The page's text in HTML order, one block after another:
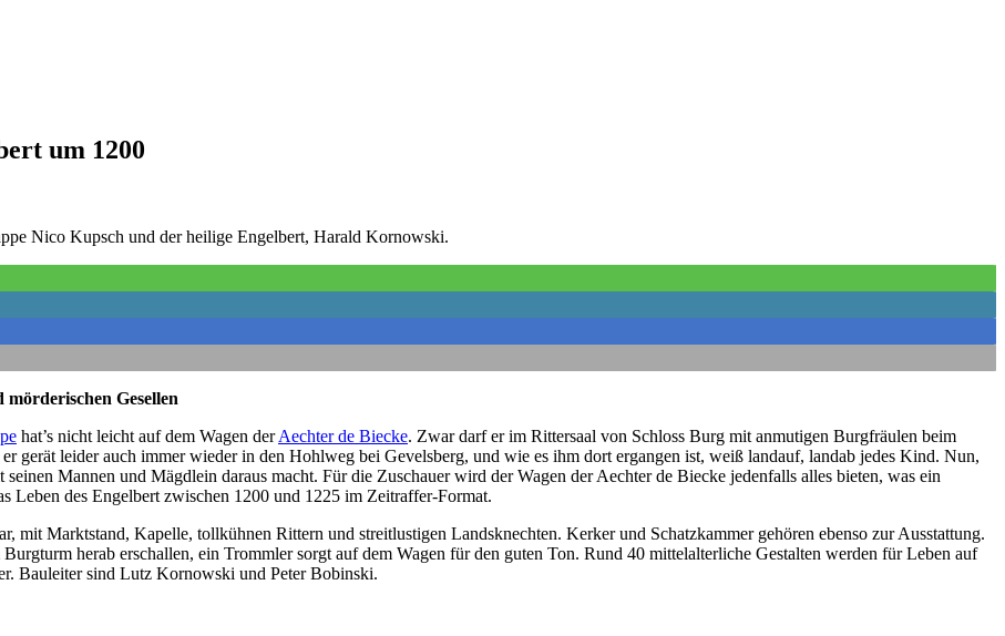
um 1200
Nico Kupsch und der heilige Engelbert, Harald Kornowski.
Gesellen
hat’s nicht leicht auf dem Wagen derAechter de Biecke. Zwar darf er im Rittersaal von Schloss Burg mit anmutigen Burgfräulen beim
gerät leider auch immer wieder in den Hohlweg bei Gevelsberg, und wie es ihm dort ergangen ist, weiß landauf, landab jedes Kind. Nun,
seinen Mannen und Mägdlein daraus macht. Für die Zuschauer wird der Wagen der Aechter de Biecke jedenfalls alles bieten, was ein
Leben des Engelbert zwischen 1200 und 1225 im Zeitraffer-Format.
mit Marktstand, Kapelle, tollkühnen Rittern und streitlustigen Landsknechten. Kerker und Schatzkammer gehören ebenso zur Ausstattung.
herab erschallen, ein Trommler sorgt auf dem Wagen für den guten Ton. Rund 40 mittelalterliche Gestalten werden für Leben auf
Bauleiter sind Lutz Kornowski und Peter Bobinski.